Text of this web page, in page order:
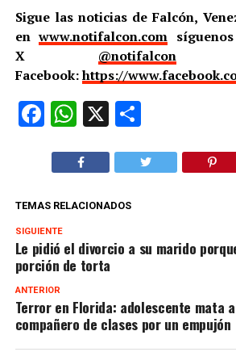
Sigue las noticias de Falcón,
enwww.notifalcon.com
X @notifalcon y
Facebook:https://
Facebook
WhatsApp
X
TEMAS RELACIONADOS
SIGUIENTE
Le pidió el divorcio a su marido
porción de torta
ANTERIOR
Terror en Florida: adolescente mata
compañero de clases por un empujón